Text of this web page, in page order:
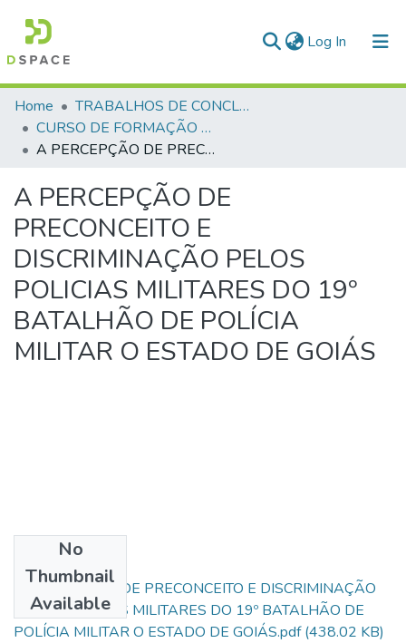
Log In (current)
Communities & Collections
All of DSpace
Home
TRABALHOS DE CONCLUSÃO DE CURSO - CFP (CURSO DE FORMAÇÃO DE PRAÇAS)
CURSO DE FORMAÇÃO DE PRAÇAS - CFP - 2018
A PERCEPÇÃO DE PRECONCEITO E DISCRIMINAÇÃO PELOS POLICIAS MILITARES DO 19º BATALHÃO DE POLÍCIA MILITAR O ESTADO DE GOIÁS
A PERCEPÇÃO DE
PRECONCEITO E
DISCRIMINAÇÃO PELOS
POLICIAS MILITARES DO 19º
BATALHÃO DE POLÍCIA
MILITAR O ESTADO DE GOIÁS
No
Thumbnail
Available
A PERCEPÇÃO DE PRECONCEITO E DISCRIMINAÇÃO
PELOS POLICIAS MILITARES DO 19º BATALHÃO DE
POLÍCIA MILITAR O ESTADO DE GOIÁS.pdf(438.02 KB)